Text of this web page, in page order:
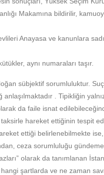
Makamına bildirilir,
Anayasa ve kanunlara
aynı numaraları taşır.
sübjektif sorumluluktur.
. Tipikliğin
da faile isnat
hareket ettiğinin tespit
ettiği belirlenebilmekte
ceza sorumluluğu
olarak da tanımlanan
şartlarda ve ne zaman